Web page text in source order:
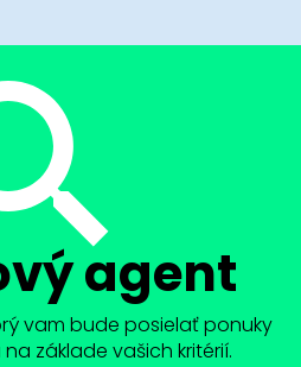
agent
vam bude posielať ponuky
základe vašich kritérií.